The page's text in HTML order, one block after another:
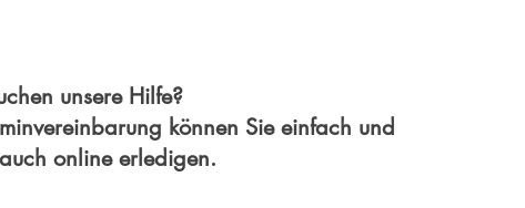
unsere Hilfe?
können Sie einfach und
online erledigen.